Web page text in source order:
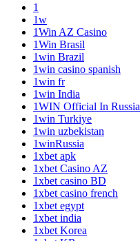
1
1w
1Win AZ Casino
1Win Brasil
1win Brazil
1win casino spanish
1win fr
1win India
1WIN Official In Russia
1win Turkiye
1win uzbekistan
1winRussia
1xbet apk
1xbet Casino AZ
1xbet casino BD
1xbet casino french
1xbet egypt
1xbet india
1xbet Korea